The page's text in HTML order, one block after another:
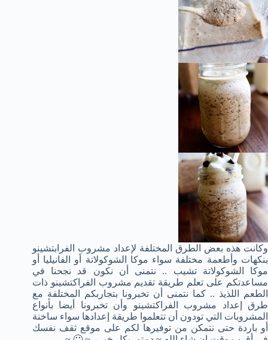
وكانت هذه بعض الطرق المختلفة لإعداد مشروب الفرابتشينو
بنكهات وأطعمة مختلفة سواء موكا الشوكولاتة أو الفانيليا أو
موكا الشوكولاتة تشيب .. نتمنى أن نكون قد نجحنا في
مساعدتكم على تعلم طريقة تقديم مشروب الفراكتشينو ذات
الطعم اللذيذ .. كما نتمنى أن تخبرونا بتجاربكم المختلفة مع
طرق إعداد مشروب الفراكتشينو وأن تخبرونا أيضا بأنواع
المشروبات التي تودون أن تتعلموا طريقة إعدادها سواء ساخنة
أو باردة حتى نتمكن من توفيرها لكم على موقع ثقف نفسك